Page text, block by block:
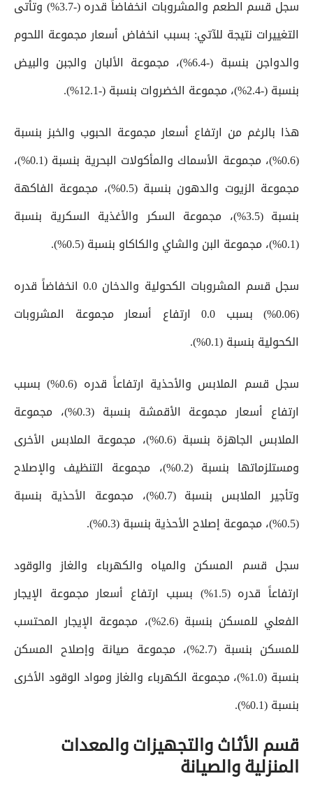
سجل قسم الطعم والمشروبات انخفاضاً قدره (-3.7%) وتأتى
التغييرات نتيجة للآتي: بسبب انخفاض أسعار مجموعة اللحوم
والدواجن بنسبة (-6.4%)، مجموعة الألبان والجبن والبيض
بنسبة (-2.4%)، مجموعة الخضروات بنسبة (-12.1%).
هذا بالرغم من ارتفاع أسعار مجموعة الحبوب والخبز بنسبة
(0.6%)، مجموعة الأسماك والمأكولات البحرية بنسبة (0.1%)،
مجموعة الزيوت والدهون بنسبة (0.5%)، مجموعة الفاكهة
بنسبة (3.5%)، مجموعة السكر والأغذية السكرية بنسبة
(0.1%)، مجموعة البن والشاي والكاكاو بنسبة (0.5%).
سجل قسم المشروبات الكحولية والدخان 0.0 انخفاضاً قدره
(0.06%) بسبب 0.0 ارتفاع أسعار مجموعة المشروبات
الكحولية بنسبة (0.1%).
سجل قسم الملابس والأحذية ارتفاعاً قدره (0.6%) بسبب
ارتفاع أسعار مجموعة الأقمشة بنسبة (0.3%)، مجموعة
الملابس الجاهزة بنسبة (0.6%)، مجموعة الملابس الأخرى
ومستلزماتها بنسبة (0.2%)، مجموعة التنظيف والإصلاح
وتأجير الملابس بنسبة (0.7%)، مجموعة الأحذية بنسبة
(0.5%)، مجموعة إصلاح الأحذية بنسبة (0.3%).
سجل قسم المسكن والمياه والكهرباء والغاز والوقود
ارتفاعاً قدره (1.5%) بسبب ارتفاع أسعار مجموعة الإيجار
الفعلي للمسكن بنسبة (2.6%)، مجموعة الإيجار المحتسب
للمسكن بنسبة (2.7%)، مجموعة صيانة وإصلاح المسكن
بنسبة (1.0%)، مجموعة الكهرباء والغاز ومواد الوقود الأخرى
بنسبة (0.1%).
قسم الأثاث والتجهيزات والمعدات
المنزلية والصيانة